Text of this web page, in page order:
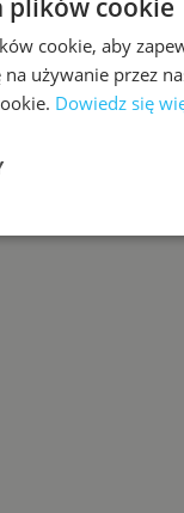
plików cookie
cookie, aby
używanie przez
Dowiedz się